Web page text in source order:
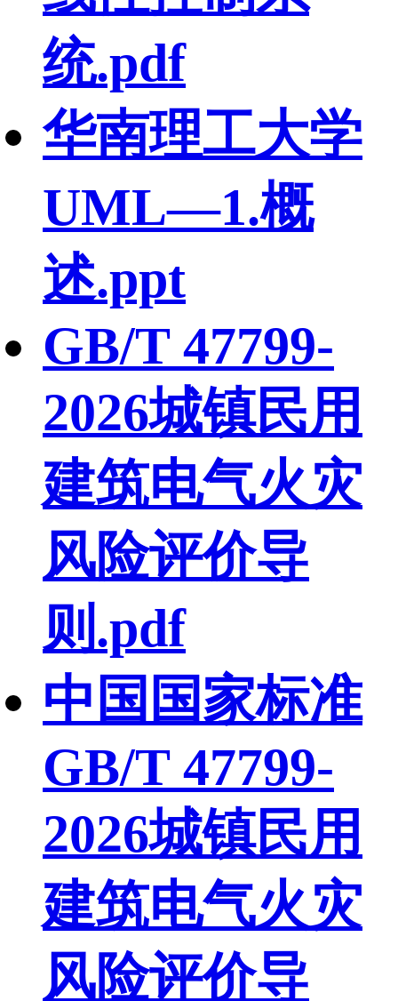
统.pdf
华南理工大学
UML—1.概
述.ppt
GB/T 47799-
2026城镇民用
建筑电气火灾
风险评价导
则.pdf
中国国家标准
GB/T 47799-
2026城镇民用
建筑电气火灾
风险评价导